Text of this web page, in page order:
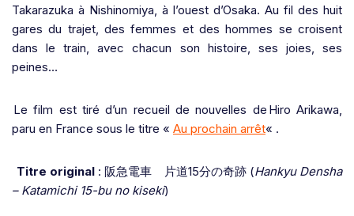
Takarazuka à Nishinomiya, à l’ouest d’Osaka. Au fil des huit
gares du trajet, des femmes et des hommes se croisent
dans le train, avec chacun son histoire, ses joies, ses
peines…
Le film est tiré d’un recueil de nouvelles de Hiro Arikawa,
paru en France sous le titre « Au prochain arrêt« .
Titre original : 阪急電車 片道15分の奇跡(Hankyu Densha
– Katamichi 15-bu no kiseki)